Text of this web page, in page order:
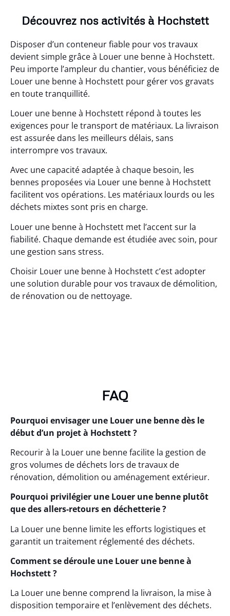
Découvrez nos activités à Hochstett
Disposer d’un conteneur fiable pour vos travaux
devient simple grâce à Louer une benne à Hochstett.
Peu importe l’ampleur du chantier, vous bénéficiez de
Louer une benne à Hochstett pour gérer vos gravats
en toute tranquillité.
Louer une benne à Hochstett répond à toutes les
exigences pour le transport de matériaux. La livraison
est assurée dans les meilleurs délais, sans
interrompre vos travaux.
Avec une capacité adaptée à chaque besoin, les
bennes proposées via Louer une benne à Hochstett
facilitent vos opérations. Les matériaux lourds ou les
déchets mixtes sont pris en charge.
Louer une benne à Hochstett met l’accent sur la
fiabilité. Chaque demande est étudiée avec soin, pour
une gestion sans stress.
Choisir Louer une benne à Hochstett c’est adopter
une solution durable pour vos travaux de démolition,
de rénovation ou de nettoyage.
FAQ
Pourquoi envisager une Louer une benne dès le
début d’un projet à Hochstett ?
Recourir à la Louer une benne facilite la gestion de
gros volumes de déchets lors de travaux de
rénovation, démolition ou aménagement extérieur.
Pourquoi privilégier une Louer une benne plutôt
que des allers-retours en déchetterie ?
La Louer une benne limite les efforts logistiques et
garantit un traitement réglementé des déchets.
Comment se déroule une Louer une benne à
Hochstett ?
La Louer une benne comprend la livraison, la mise à
disposition temporaire et l’enlèvement des déchets.